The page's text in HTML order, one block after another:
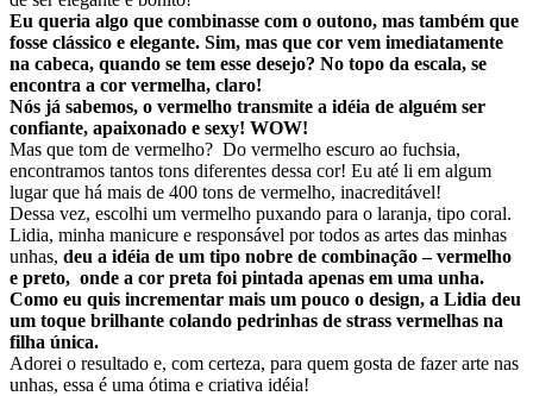
Eu queria algo que combinasse com o outono, mas também que
fosse clássico e elegante. Sim, mas que cor vem imediatamente
na cabeca, quando se tem esse desejo? No topo da escala, se
encontra a cor vermelha, claro!
Nós já sabemos, o vermelho transmite a idéia de alguém ser
confiante, apaixonado e sexy! WOW!
Mas que tom de vermelho? Do vermelho escuro ao fuchsia,
encontramos tantos tons diferentes dessa cor! Eu até li em algum
lugar que há mais de 400 tons de vermelho, inacreditável!
Dessa vez, escolhi um vermelho puxando para o laranja, tipo coral.
Lidia, minha manicure e responsável por todos as artes das minhas
unhas, deu a idéia de um tipo nobre de combinação – vermelho
e preto, onde a cor preta foi pintada apenas em uma unha.
Como eu quis incrementar mais um pouco o design, a Lidia deu
um toque brilhante colando pedrinhas de strass vermelhas na
filha única.
Adorei o resultado e, com certeza, para quem gosta de fazer arte nas
unhas, essa é uma ótima e criativa idéia!